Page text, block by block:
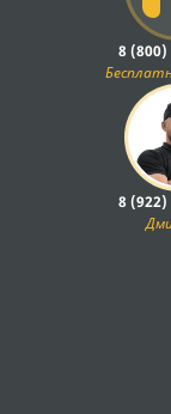
8 (800)
8 (922)